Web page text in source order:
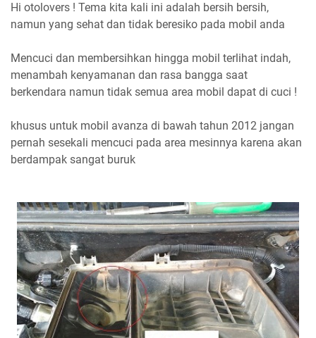
Hi otolovers ! Tema kita kali ini adalah bersih bersih,
namun yang sehat dan tidak beresiko pada mobil anda
Mencuci dan membersihkan hingga mobil terlihat indah,
menambah kenyamanan dan rasa bangga saat
berkendara namun tidak semua area mobil dapat di cuci !
khusus untuk mobil avanza di bawah tahun 2012 jangan
pernah sesekali mencuci pada area mesinnya karena akan
berdampak sangat buruk